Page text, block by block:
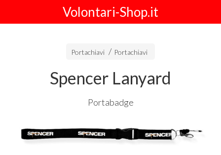
Volontari-Shop.it
Portachiavi Portachiavi
Spencer Lanyard
Portabadge